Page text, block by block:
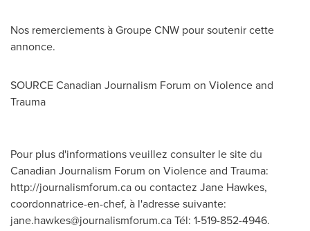
Nos remerciements à Groupe CNW pour soutenir cette
annonce.
SOURCE Canadian Journalism Forum on Violence and
Trauma
Pour plus d'informations veuillez consulter le site du
Canadian Journalism Forum on Violence and Trauma:
http://journalismforum.ca ou contactez Jane Hawkes,
coordonnatrice-en-chef, à l'adresse suivante:
jane.hawkes@journalismforum.caTél: 1-519-852-4946.